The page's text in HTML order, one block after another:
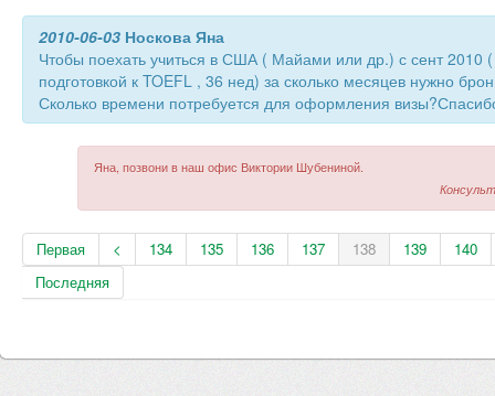
2010-06-03 Носкова Яна
Чтобы поехать учиться в США ( Майами или др.) с сент 2010
подготовкой к TOEFL , 36 нед) за сколько месяцев нужно
Сколько времени потребуется для оформления
Яна, позвони в наш офис Виктории Шубениной.
Первая < 134 135 136 137 138 139
140
Последняя